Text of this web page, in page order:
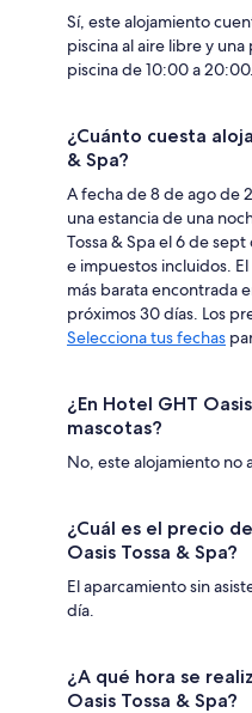
Sí, este alojamiento
piscina al aire libre y
piscina de 10:00 a 20:00.
¿Cuánto cuesta
& Spa?
A fecha de 8 de ago de
una estancia de una
Tossa & Spa el 6 de
e impuestos incluidos.
más barata encontrada
próximos 30 días. Los
Selecciona tus fechas
¿En Hotel GHT
mascotas?
No, este alojamiento no
¿Cuál es el precio
Oasis Tossa & Spa?
El aparcamiento sin
día.
¿A qué hora se
Oasis Tossa & Spa?